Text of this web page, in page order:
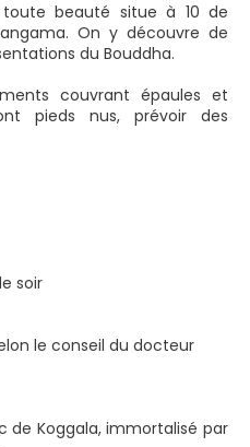
beauté situe à 10 de
On y découvre de
du Bouddha.
couvrant épaules et
pieds nus, prévoir des
soir
le conseil du docteur
de Koggala, immortalisé par